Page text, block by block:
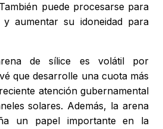
puede procesarse para
y aumentar su idoneidad para
de sílice es volátil por
que desarrolle una cuota más
atención gubernamental
solares. Además, la arena
un papel importante en la